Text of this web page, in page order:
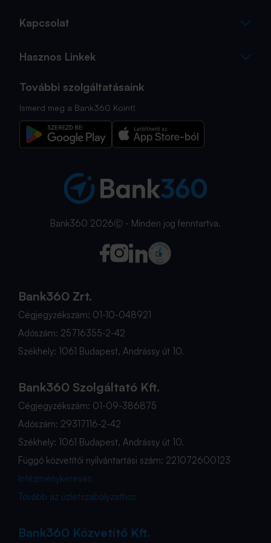
Kapcsolat
Hasznos Linkek
További szolgáltatásaink
Ismerd meg a Bank360 Koint!
Bank360 2026Ⓒ - Minden jog fenntartva.
Bank360 Zrt.
Cégjegyzékszám: 01-10-048921
Adószám: 25716355-2-42
Székhely: 1061 Budapest, Andrássy út 10.
Bank360 Szolgáltató Kft.
Cégjegyzékszám: 01-09-386875
Adószám: 29317116-2-42
Székhely: 1061 Budapest, Andrássy út 10.
Függő közvetítői nyilvántartási szám: 221072600123
Intézménykeresés
Tovább az üzletszabályzathoz
Bank360 Közvetítő Kft.